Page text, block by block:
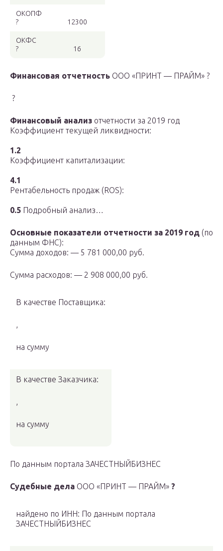
ОКОПФ
?
12300
ОКФС
?
16
Финансовая отчетность ООО «ПРИНТ — ПРАЙМ» ?
?
Финансовый анализ отчетности за 2019 год
Коэффициент текущей ликвидности:
1.2
Коэффициент капитализации:
4.1
Рентабельность продаж (ROS):
0.5 Подробный анализ…
Основные показатели отчетности за 2019 год (по
данным ФНС):
Сумма доходов: — 5 781 000,00 руб.
Сумма расходов: — 2 908 000,00 руб.
В качестве Поставщика:
,
на сумму
В качестве Заказчика:
,
на сумму
По данным портала ЗАЧЕСТНЫЙБИЗНЕС
Судебные дела ООО «ПРИНТ — ПРАЙМ» ?
найдено по ИНН: По данным портала
ЗАЧЕСТНЫЙБИЗНЕС